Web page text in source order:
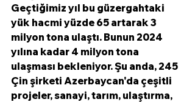
Geçtiğimiz yıl bu güzergahtaki
yük hacmi yüzde 65 artarak 3
milyon tona ulaştı. Bunun 2024
yılına kadar 4 milyon tona
ulaşması bekleniyor. Şu anda, 245
Çin şirketi Azerbaycan'da çeşitli
projeler, sanayi, tarım, ulaştırma,